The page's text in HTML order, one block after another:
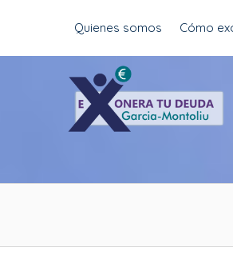
content
Quienes somos Cómo